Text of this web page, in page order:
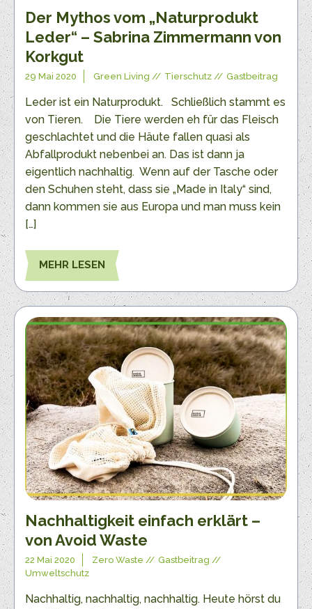
Der Mythos vom „Naturprodukt
Leder“ – Sabrina Zimmermann von
Korkgut
29 Mai 2020 Green Living Tierschutz Gastbeitrag
Leder ist ein Naturprodukt. Schließlich stammt es
von Tieren. Die Tiere werden eh für das Fleisch
geschlachtet und die Häute fallen quasi als
Abfallprodukt nebenbei an. Das ist dann ja
eigentlich nachhaltig. Wenn auf der Tasche oder
den Schuhen steht, dass sie „Made in Italy“ sind,
dann kommen sie aus Europa und man muss kein
[…]
MEHR LESEN
Nachhaltigkeit einfach erklärt –
von Avoid Waste
22 Mai 2020 Zero Waste
Gastbeitrag
Umweltschutz
Nachhaltig, nachhaltig, nachhaltig. Heute hörst du